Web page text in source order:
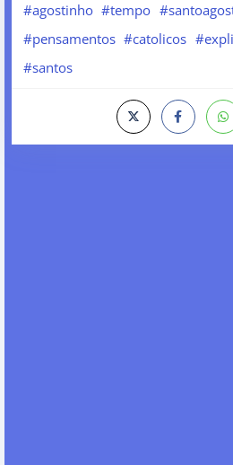
#agostinho #tempo
#pensamentos #catolicos
#santos